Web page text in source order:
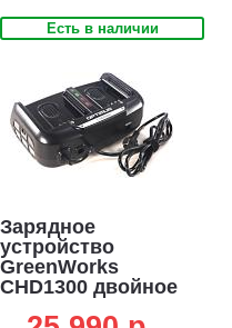
Есть в наличии
Зарядное
устройство
GreenWorks
CHD1300 двойное